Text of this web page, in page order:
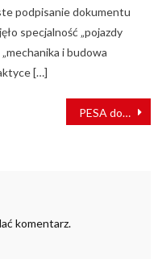
podpisanie dokumentu
specjalność „pojazdy
i budowa
[…]
PESA dostarczy 22 nowe elektryki dla POLREGIO
komentarz.